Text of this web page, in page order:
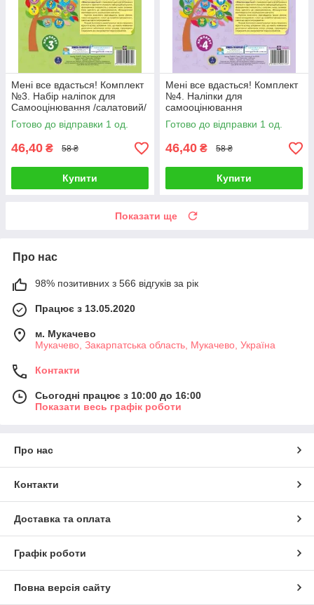
Мені все вдасться! Комплект
№3. Набір наліпок для
Самооцінювання /салатовий/
Готово до відправки 1 од.
46,40 ₴ 58 ₴
Купити
Мені все вдасться! Комплект
№4. Наліпки для
самооцінювання
Готово до відправки 1 од.
46,40 ₴ 58 ₴
Купити
Показати ще
Про нас
98% позитивних з 566 відгуків за рік
Працює з 13.05.2020
м. Мукачево
Мукачево, Закарпатська область, Мукачево, Україна
Контакти
Сьогодні працює з 10:00 до 16:00
Показати весь графік роботи
Про нас
Контакти
Доставка та оплата
Графік роботи
Повна версія сайту